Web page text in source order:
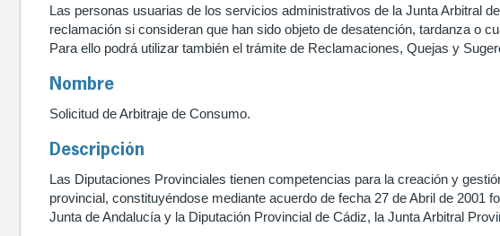
Las personas usuarias de los servicios administrativos de la Junta Arbitral
reclamación si consideran que han sido objeto de desatención, tardanza o
Para ello podrá utilizar también el trámite de Reclamaciones, Quejas y
Nombre
Solicitud de Arbitraje de Consumo.
Descripción
Las Diputaciones Provinciales tienen competencias para la creación y
provincial, constituyéndose mediante acuerdo de fecha 27 de Abril de 2001
Junta de Andalucía y la Diputación Provincial de Cádiz, la Junta Arbitral